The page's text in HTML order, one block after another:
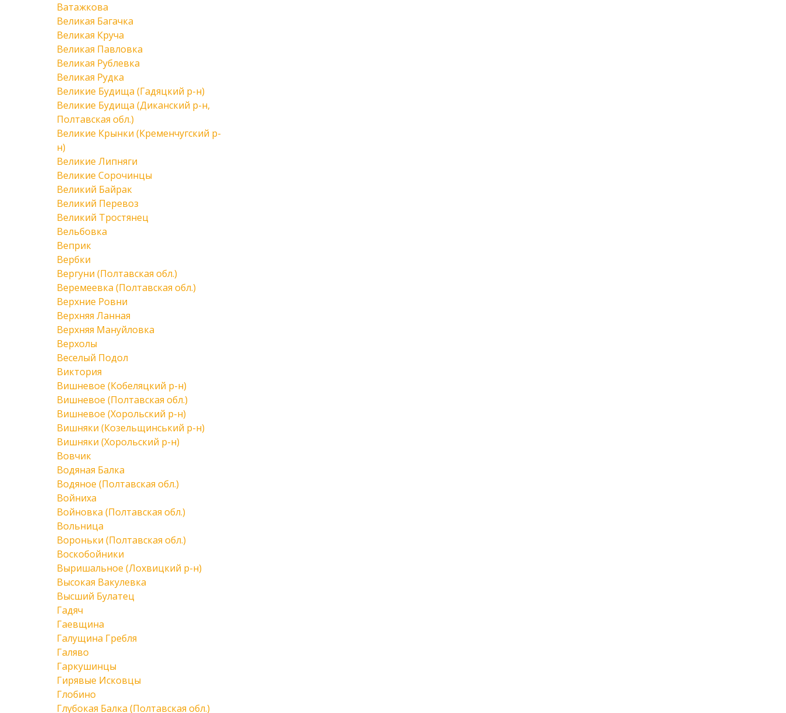
Ватажкова
Великая Багачка
Великая Круча
Великая Павловка
Великая Рублевка
Великая Рудка
Великие Будища (Гадяцкий р-н)
Великие Будища (Диканский р-н,
Полтавская обл.)
Великие Крынки (Кременчугский р-
н)
Великие Липняги
Великие Сорочинцы
Великий Байрак
Великий Перевоз
Великий Тростянец
Вельбовка
Веприк
Вербки
Вергуни (Полтавская обл.)
Веремеевка (Полтавская обл.)
Верхние Ровни
Верхняя Ланная
Верхняя Мануйловка
Верхолы
Веселый Подол
Виктория
Вишневое (Кобеляцкий р-н)
Вишневое (Полтавская обл.)
Вишневое (Хорольский р-н)
Вишняки (Козельщинський р-н)
Вишняки (Хорольский р-н)
Вовчик
Водяная Балка
Водяное (Полтавская обл.)
Войниха
Войновка (Полтавская обл.)
Вольница
Вороньки (Полтавская обл.)
Воскобойники
Выришальное (Лохвицкий р-н)
Высокая Вакулевка
Высший Булатец
Гадяч
Гаевщина
Галущина Гребля
Галяво
Гаркушинцы
Гирявые Исковцы
Глобино
Глубокая Балка (Полтавская обл.)